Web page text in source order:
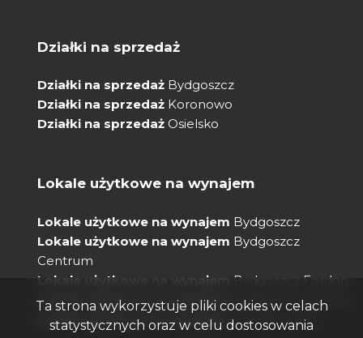
Działki na sprzedaż
Działki na sprzedaż Bydgoszcz
Działki na sprzedaż Koronowo
Działki na sprzedaż Osielsko
Lokale użytkowe na wynajem
Lokale użytkowe na wynajem Bydgoszcz
Lokale użytkowe na wynajem Bydgoszcz
Centrum
Lokale użytkowe na wynajem Bydgoszcz Fordon
Lokale użytkowe na wynajem
Bydgoszcz Bielawy
Lokale użytkowe na wynajem Osiedle Leśne
Ta strona wykorzystuje pliki cookies w celach
statystycznych oraz w celu dostosowania